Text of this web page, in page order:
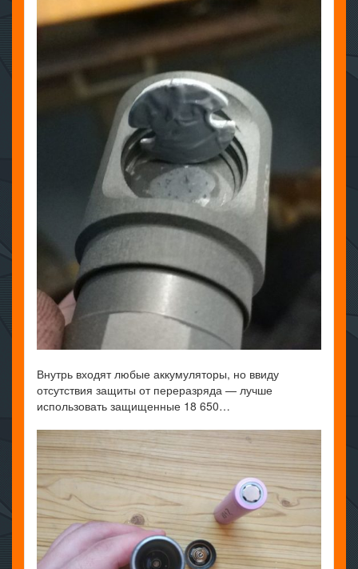
Внутрь входят любые аккумуляторы, но ввиду
отсутствия защиты от переразряда — лучше
использовать защищенные 18 650…